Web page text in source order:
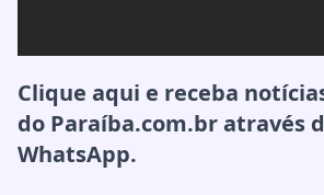
Clique aqui e receba
do Paraíba.com.br através
WhatsApp.